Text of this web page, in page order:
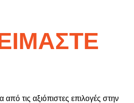
από τις αξιόπιστες επιλογές στην